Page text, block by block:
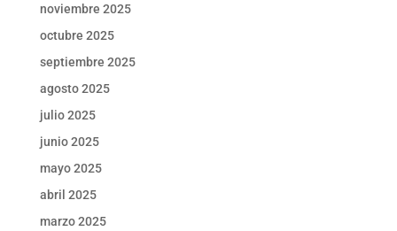
noviembre 2025
octubre 2025
septiembre 2025
agosto 2025
julio 2025
junio 2025
mayo 2025
abril 2025
marzo 2025